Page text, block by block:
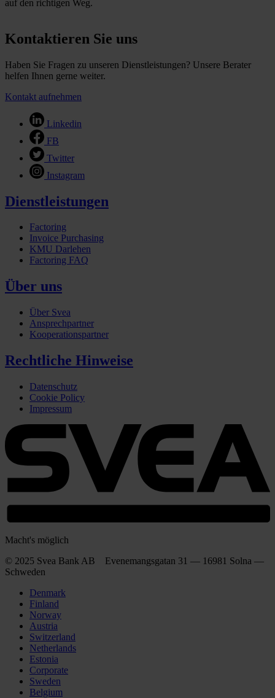
auf den richtigen Weg.
Kontaktieren Sie uns
Haben Sie Fragen zu unseren Dienstleistungen? Unsere Berater
helfen Ihnen gerne weiter.
Kontakt aufnehmen
Linkedin
FB
Twitter
Instagram
Dienstleistungen
Factoring
Invoice Purchasing
KMU Darlehen
Factoring FAQ
Über uns
Über Svea
Ansprechpartner
Kooperationspartner
Rechtliche Hinweise
Datenschutz
Cookie Policy
Impressum
Macht's möglich
© 2025 Svea Bank AB Evenemangsgatan 31 — 16981 Solna —
Schweden
Denmark
Finland
Norway
Austria
Switzerland
Netherlands
Estonia
Corporate
Sweden
Belgium